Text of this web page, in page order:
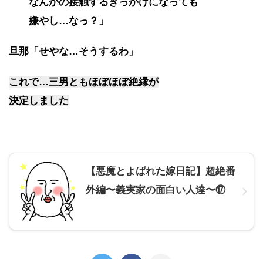
嫌やし…なっ？」
旦那「せやな…そうするわ」
これで…三男ともほぼほぼ絶縁が
決定しました
【悪魔とよばれた嫁日記】超絶番
外編〜義実家の面白い人達〜⑰